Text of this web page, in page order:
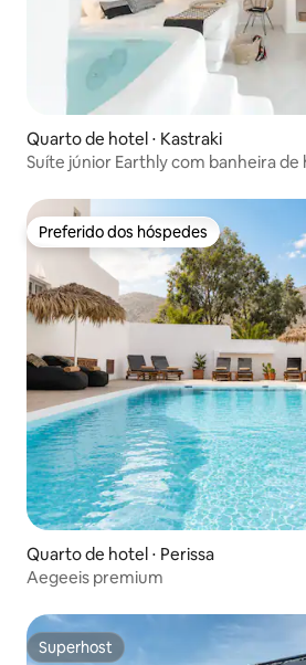
Quarto de hotel ⋅ Kastraki
Suíte júnior Earthly com banheira
Preferido dos hóspedes
Preferido dos hóspedes
Quarto de hotel ⋅ Perissa
Aegeeis premium
Superhost
Superhost